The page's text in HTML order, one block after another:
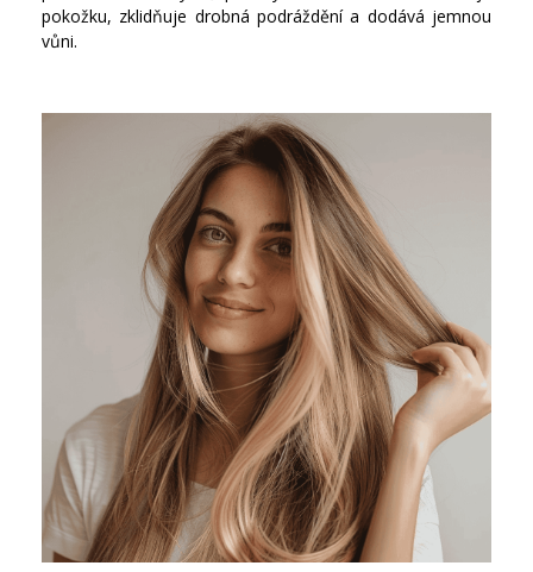
pokožku, zklidňuje drobná podráždění a dodává jemnou
vůni.